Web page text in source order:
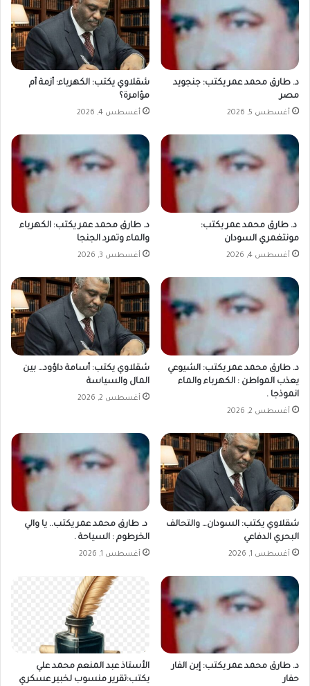
د. طارق محمد عمر يكتب: جنجويد
مصر
أغسطس 5, 2026
شقلاوي يكتب: الكهرباء: أزمة أم
مؤامرة؟
أغسطس 4, 2026
د. طارق محمد عمر يكتب:
مونتغمري السودان
أغسطس 4, 2026
د. طارق محمد عمر يكتب: الكهرباء
والماء وتمرد الجنجا
أغسطس 3, 2026
د. طارق محمد عمر يكتب: الشيوعي
يعذب المواطن : الكهرباء والماء
انموذجا .
أغسطس 2, 2026
شقلاوي يكتب: أسامة داؤود… بين
المال والسياسة
أغسطس 2, 2026
شقلاوي يكتب: السودان… والتحالف
البحري الدفاعي
أغسطس 1, 2026
د. طارق محمد عمر يكتب.. يا والي
الخرطوم : السياحة .
أغسطس 1, 2026
د. طارق محمد عمر يكتب: إبن الفار
حفار
الأستاذ عبد المنعم محمد علي
يكتب:تقرير منسوب لخبير عسكري